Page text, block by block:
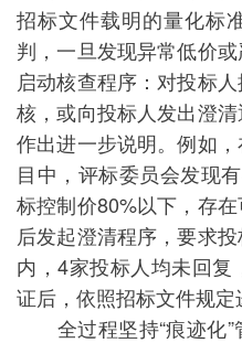
招标文件载明的量化标
判，一旦发现异常低价
启动核查程序：对投标
核，或向投标人发出澄
作出进一步说明。例如
目中，评标委员会发现
标控制价80%以下，存
后发起澄清程序，要求
内，4家投标人均未回
证后，依照招标文件规定
全过程坚持“痕迹化”